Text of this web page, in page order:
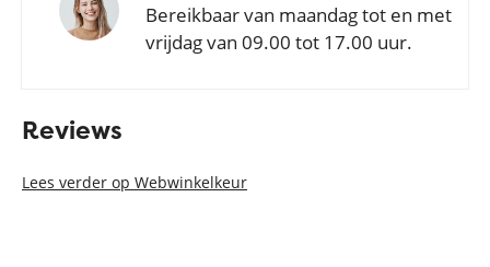
Bereikbaar van maandag tot en met
vrijdag van 09.00 tot 17.00 uur.
Reviews
Lees verder op Webwinkelkeur